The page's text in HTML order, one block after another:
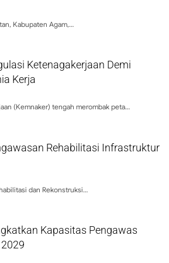
Kabupaten Agam,…
Ketenagakerjaan Demi
Kerja
(Kemnaker) tengah merombak peta…
Rehabilitasi Infrastruktur
dan Rekonstruksi…
Kapasitas Pengawas